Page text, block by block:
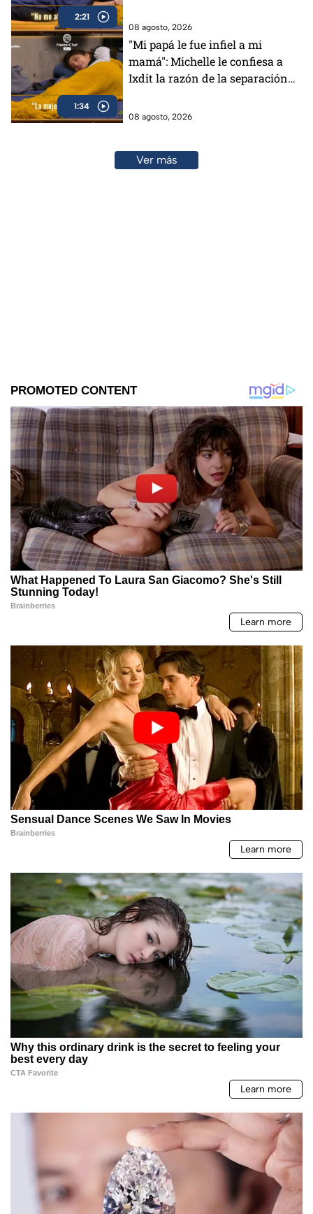
2:21
(VIDEO)
08 agosto, 2026
1:34
"Mi papá le fue infiel a mi
mamá": Michelle le confiesa a
Ixdit la razón de la separación
24/7 (VIDEO)
08 agosto, 2026
Ver más